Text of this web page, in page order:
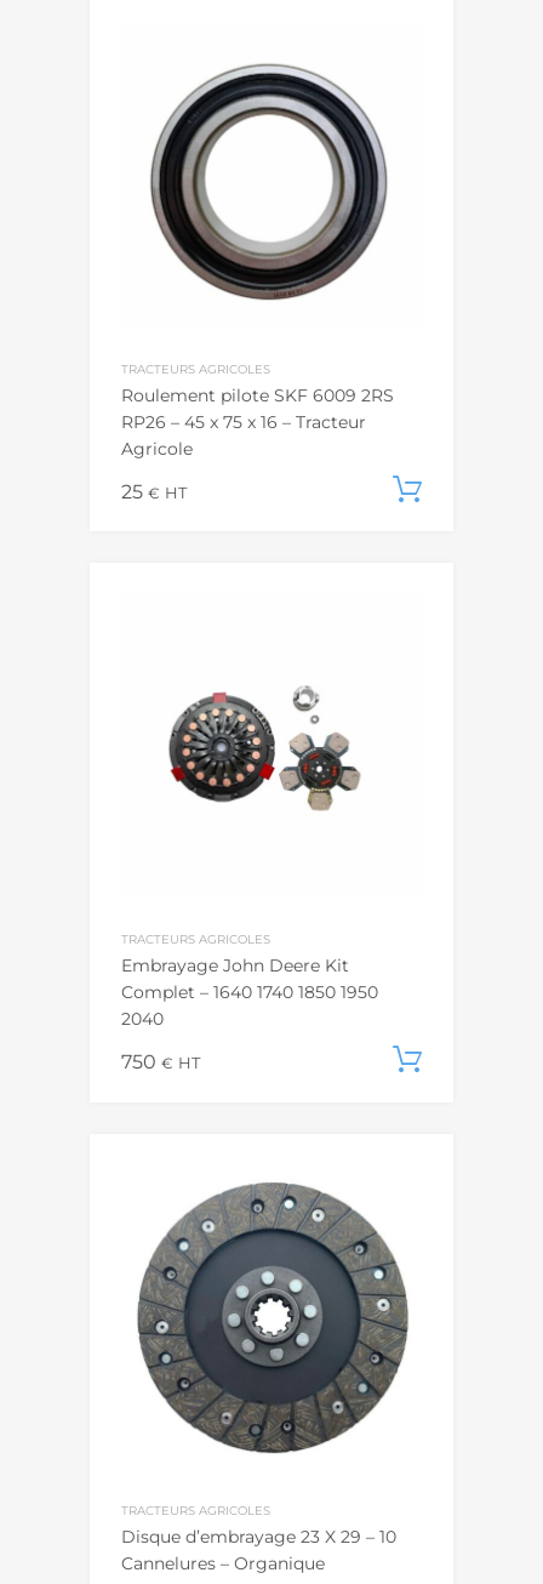
TRACTEURS AGRICOLES
Roulement pilote SKF 6009 2RS
RP26 – 45 x 75 x 16 – Tracteur
Agricole
25 € HT
TRACTEURS AGRICOLES
Embrayage John Deere Kit
Complet – 1640 1740 1850 1950
2040
750 € HT
TRACTEURS AGRICOLES
Disque d’embrayage 23 X 29 – 10
Cannelures – Organique